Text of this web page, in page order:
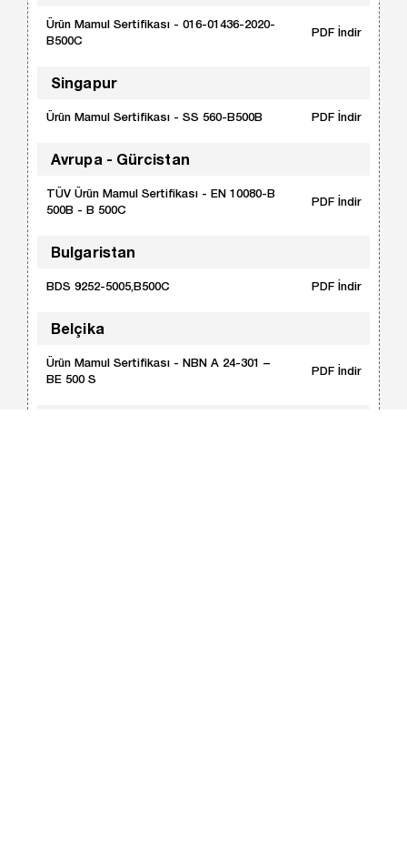
Ürün Mamul Sertifikası - 016-01436-2020-
B500C
PDF İndir
Singapur
Ürün Mamul Sertifikası - SS 560-B500B PDF İndir
Avrupa - Gürcistan
TÜV Ürün Mamul Sertifikası - EN 10080-B
500B - B 500C
PDF İndir
Bulgaristan
BDS 9252-5005,B500C PDF İndir
Belçika
Ürün Mamul Sertifikası - NBN A 24-301 –
BE 500 S
PDF İndir